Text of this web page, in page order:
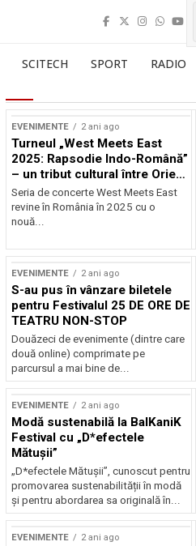
SCITECH SPORT RADIO
EVENIMENTE 2 ani ago
Turneul „West Meets East
2025: Rapsodie Indo-Română”
– un tribut cultural între Orient
și Occident
Seria de concerte West Meets East
revine în România în 2025 cu o
nouă...
EVENIMENTE 2 ani ago
S-au pus în vânzare biletele
pentru Festivalul 25 DE ORE DE
TEATRU NON-STOP
Douăzeci de evenimente (dintre care
două online) comprimate pe
parcursul a mai bine de...
EVENIMENTE 2 ani ago
Modă sustenabilă la BalKaniK
Festival cu „D*efectele
Mătușii”
„D*efectele Mătușii”, cunoscut pentru
promovarea sustenabilității în modă
și pentru abordarea sa originală în...
EVENIMENTE 2 ani ago